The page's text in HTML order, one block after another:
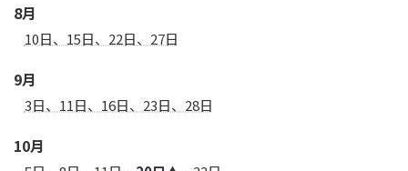
8月
10日、15日、22日、27日
9月
3日、11日、16日、23日、28日
10月